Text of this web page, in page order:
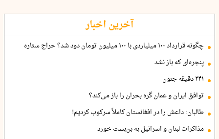
آخرین اخبار
چگونه قرارداد ۱۰۰ میلیاردی با ۱۰۰ میلیون تومان دود شد؟ حراج ستاره
پنجره‌ای که باز نشد
۲۴۱ دقیقه جنون
توافق ایران و عمان گره بحران را باز می‌کند؟
طالبان: داعش را در افغانستان کاملاً سرکوب کردیم!
مذاکرات لبنان و اسرائیل به بن‌بست خورد